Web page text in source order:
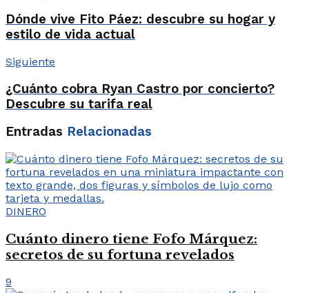
Dónde vive Fito Páez: descubre su hogar y
estilo de vida actual
Siguiente
¿Cuánto cobra Ryan Castro por concierto?
Descubre su tarifa real
Entradas Relacionadas
DINERO
Cuánto dinero tiene Fofo Márquez:
secretos de su fortuna revelados
9